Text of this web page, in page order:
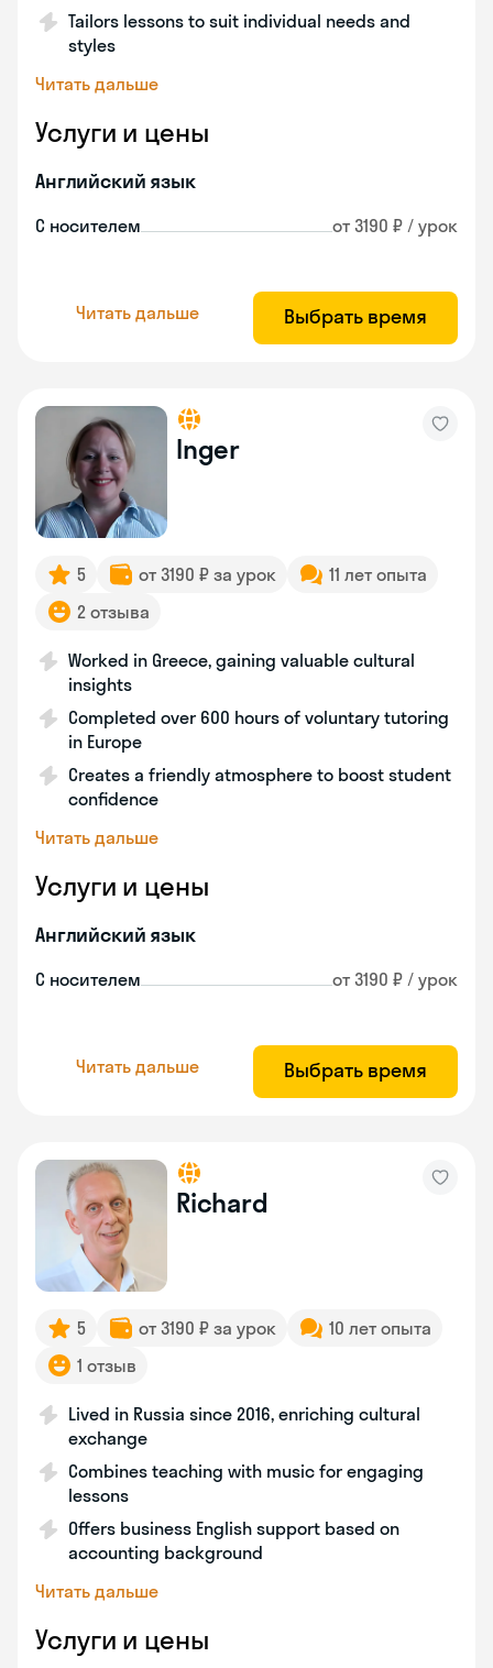
Tailors lessons to suit individual needs and
styles
Читать дальше
Услуги и цены
Английский язык
С носителем от 3190 ₽ / урок
Читать дальше Выбрать время
Inger
5 от 3190 ₽ за урок
11 лет опыта
2 отзыва
Worked in Greece, gaining valuable cultural
insights
Completed over 600 hours of voluntary tutoring
in Europe
Creates a friendly atmosphere to boost student
confidence
Читать дальше
Услуги и цены
Английский язык
С носителем от 3190 ₽ / урок
Читать дальше Выбрать время
Richard
5 от 3190 ₽ за урок
10 лет опыта
1 отзыв
Lived in Russia since 2016, enriching cultural
exchange
Combines teaching with music for engaging
lessons
Offers business English support based on
accounting background
Читать дальше
Услуги и цены